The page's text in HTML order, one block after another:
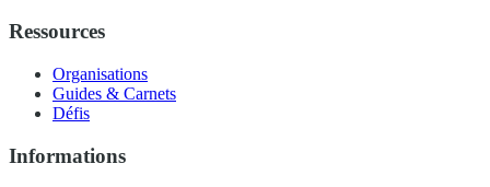
Ressources
Organisations
Guides & Carnets
Défis
Informations